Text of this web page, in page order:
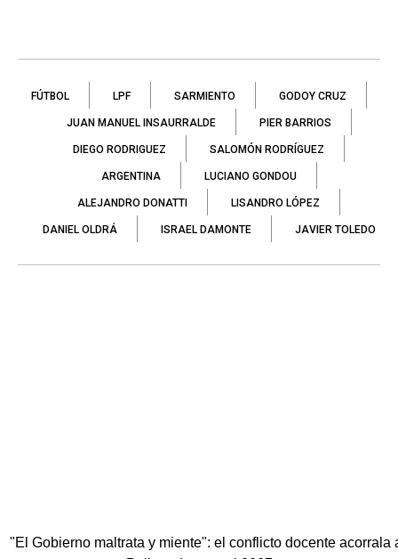
FÚTBOL LPF SARMIENTO GODOY CRUZ
JUAN MANUEL INSAURRALDE PIER BARRIOS
DIEGO RODRIGUEZ SALOMÓN RODRÍGUEZ
ARGENTINA LUCIANO GONDOU
ALEJANDRO DONATTI LISANDRO LÓPEZ
DANIEL OLDRÁ ISRAEL DAMONTE JAVIER TOLEDO